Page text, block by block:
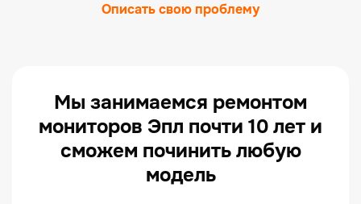
Описать свою проблему
Мы занимаемся ремонтом
мониторов Эпл почти 10 лет и
сможем починить любую
модель